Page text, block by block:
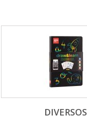
DIVERSOS